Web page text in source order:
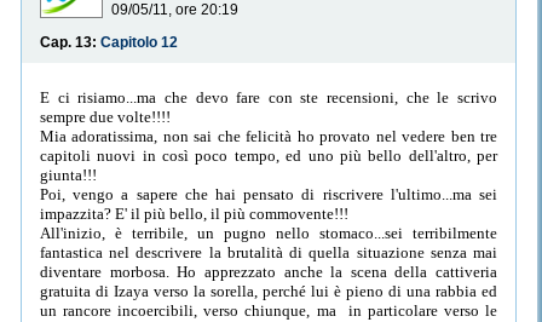
09/05/11, ore 20:19
Cap. 13: Capitolo 12
E ci risiamo...ma che devo fare con ste recensioni, che le scrivo
sempre due volte!!!!
Mia adoratissima, non sai che felicità ho provato nel vedere ben tre
capitoli nuovi in così poco tempo, ed uno più bello dell'altro, per
giunta!!!
Poi, vengo a sapere che hai pensato di riscrivere l'ultimo...ma sei
impazzita? E' il più bello, il più commovente!!!
All'inizio, è terribile, un pugno nello stomaco...sei terribilmente
fantastica nel descrivere la brutalità di quella situazione senza mai
diventare morbosa. Ho apprezzato anche la scena della cattiveria
gratuita di Izaya verso la sorella, perché lui è pieno di una rabbia ed
un rancore incoercibili, verso chiunque, ma in particolare verso le